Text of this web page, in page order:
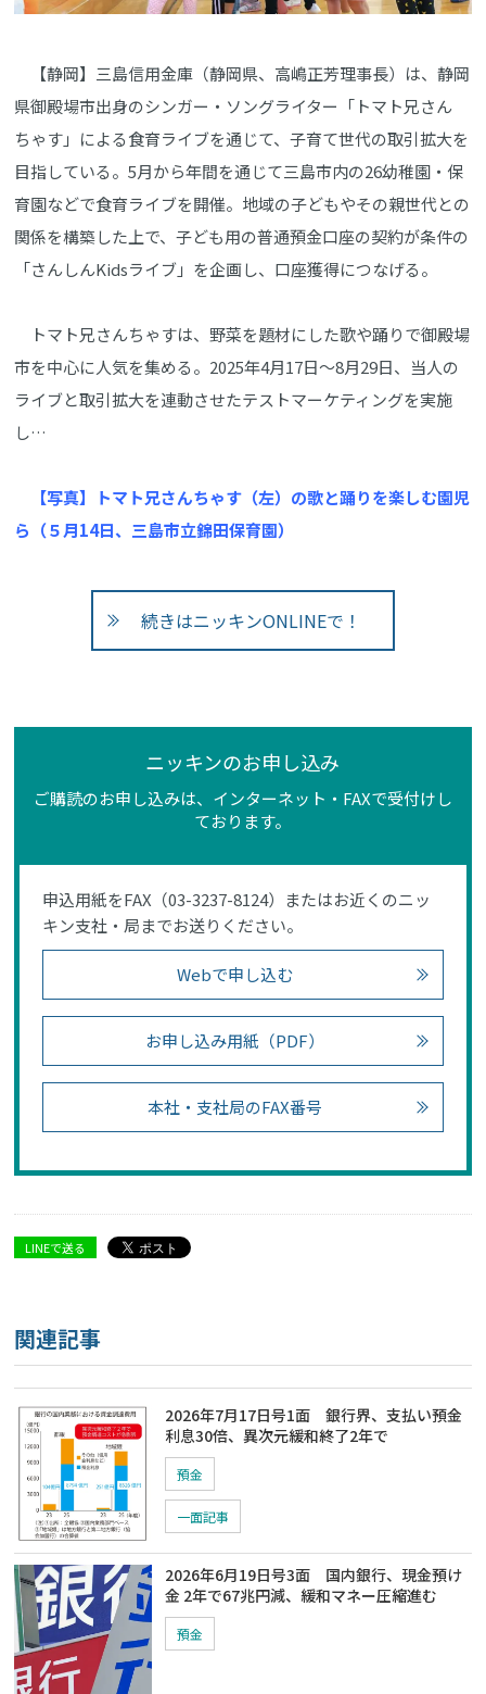
【静岡】三島信用金庫（静岡県、高嶋正芳理事長）は、静岡
県御殿場市出身のシンガー・ソングライター「トマト兄さん
ちゃす」による食育ライブを通じて、子育て世代の取引拡大を
目指している。5月から年間を通じて三島市内の26幼稚園・保
育園などで食育ライブを開催。地域の子どもやその親世代との
関係を構築した上で、子ども用の普通預金口座の契約が条件の
「さんしんKidsライブ」を企画し、口座獲得につなげる。
トマト兄さんちゃすは、野菜を題材にした歌や踊りで御殿場
市を中心に人気を集める。2025年4月17日～8月29日、当人の
ライブと取引拡大を連動させたテストマーケティングを実施
し…
【写真】トマト兄さんちゃす（左）の歌と踊りを楽しむ園児
ら（５月14日、三島市立錦田保育園）
続きはニッキンONLINEで！
ニッキンのお申し込み
ご購読のお申し込みは、インターネット・FAXで受付けし
ております。
申込用紙をFAX（03-3237-8124）またはお近くのニッ
キン支社・局までお送りください。
Webで申し込む
お申し込み用紙（PDF）
本社・支社局のFAX番号
LINEで送る
関連記事
2026年7月17日号1面 銀行界、支払い預金
利息30倍、異次元緩和終了2年で
預金
一面記事
2026年6月19日号3面 国内銀行、現金預け
金 2年で67兆円減、緩和マネー圧縮進む
預金